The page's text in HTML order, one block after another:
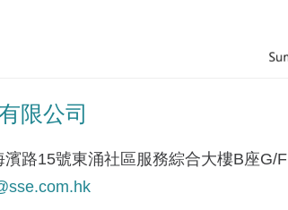
限公司
濱路15號東涌社區服務綜合大樓B座G/F